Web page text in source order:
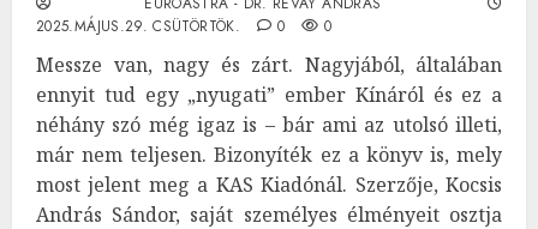
2025.MÁJUS.29. CSÜTÖRTÖK.
0 0
Messze van, nagy és zárt. Nagyjából, általában
ennyit tud egy „nyugati” ember Kínáról és ez a
néhány szó még igaz is – bár ami az utolsó illeti,
már nem teljesen. Bizonyíték ez a könyv is, mely
most jelent meg a KAS Kiadónál. Szerzője, Kocsis
András Sándor, saját személyes élményeit osztja